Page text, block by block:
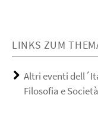
LINKS ZUM
Altri eventi
Filosofia e